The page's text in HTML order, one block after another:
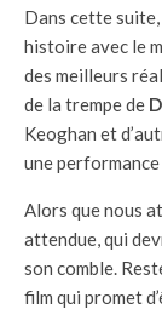
Dans cette
histoire avec le
des meilleurs
de la trempe de
Keoghan et
une
Alors que nous
attendue, qui
son comble.
film qui promet